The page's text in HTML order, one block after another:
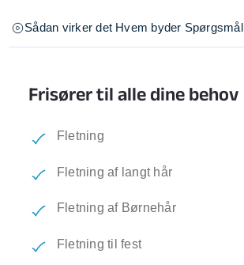
Sådan virker det Hvem byder Spørgsmål
Frisører til alle dine behov
Fletning
Fletning af langt hår
Fletning af Børnehår
Fletning til fest